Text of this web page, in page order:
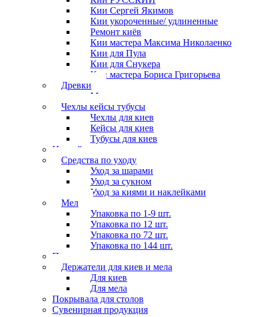
Кии Сергей Якимов
Кии укороченные/ удлиненные
Ремонт киёв
Кии мастера Максима Николаенко
Кии для Пула
Кии для Снукера
Кии мастера Бориса Григорьева
Древки
Мосты для киев
Чехлы кейсы тубусы
Чехлы для киев
Кейсы для киев
Тубусы для киев
Наклейки
Средства по уходу
Уход за шарами
Уход за сукном
Уход за киями и наклейками
Мел
Упаковка по 1-9 шт.
Упаковка по 12 шт.
Упаковка по 72 шт.
Упаковка по 144 шт.
Перчатки
Держатели для киев и мела
Для киев
Для мела
Покрывала для столов
Сувенирная продукция